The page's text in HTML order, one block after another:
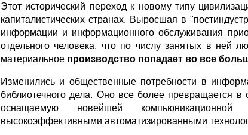
Этот исторический переход к новому типу
капиталистических странах. Выросшая в
информации и информационного обслуживания
отдельного человека, что по числу занятых в ней
материальное производство попадает во все
Изменились и общественные потребности в
библиотечного дела. Оно все более превращается
оснащаемую новейшей компьюникационной
высокоэффективными автоматизированными